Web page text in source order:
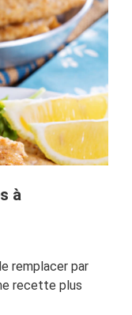
à
remplacer par
recette plus